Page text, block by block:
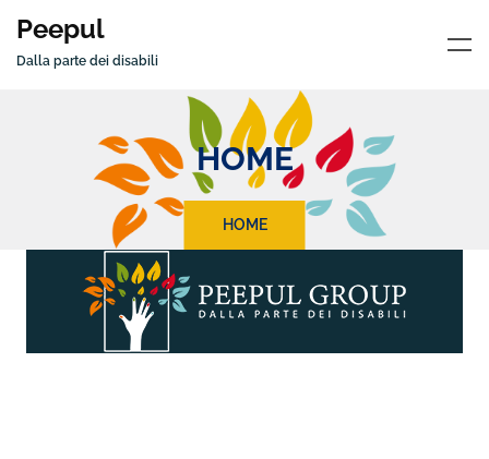
Peepul
Dalla parte dei disabili
HOME
HOME